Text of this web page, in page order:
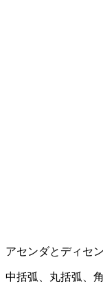
アセンダとディセ
中括弧、丸括弧、